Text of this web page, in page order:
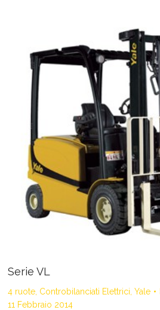
Serie VL
4 ruote, Controbilanciati Elettrici Yale
11 Febbraio 2014